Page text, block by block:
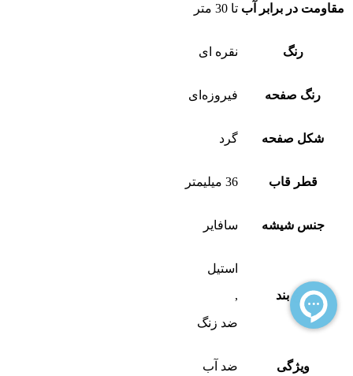
مقاومت در برابر آب تا 30 متر
رنگ نقره ای
رنگ صفحه فیروزه‌ای
شکل صفحه گرد
قطر قاب 36 میلیمتر
جنس شیشه سافایر
نوع بند
استیل
,
ضد زنگ
ویژگی ضد آب